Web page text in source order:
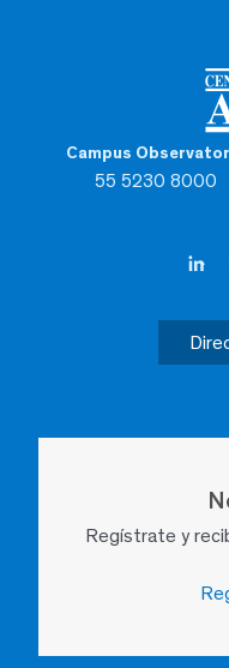
Campus
55 5230 8000
Regístrate y